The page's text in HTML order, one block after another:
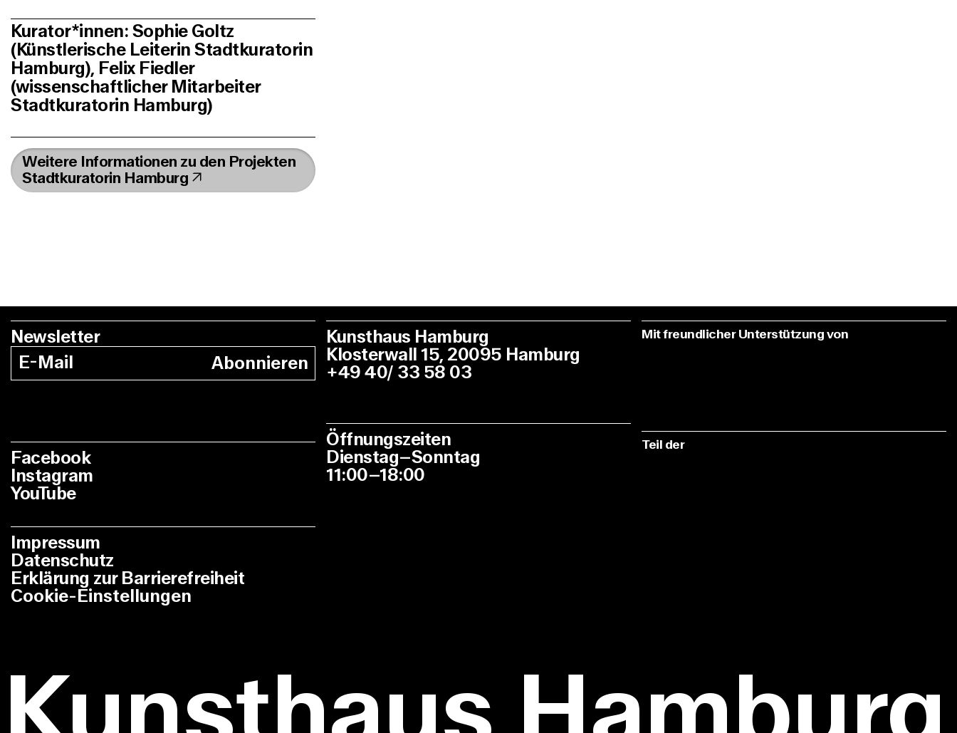
Kurator*innen: Sophie Goltz
(Künstlerische Leiterin Stadtkuratorin
Hamburg), Felix Fiedler
(wissenschaftlicher Mitarbeiter
Stadtkuratorin Hamburg)
Weitere Informationen zu den Projekten
Stadtkuratorin Hamburg
Newsletter
Abonnieren
Facebook
Instagram
YouTube
Impressum
Datenschutz
Erklärung zur Barrierefreiheit
Cookie-Einstellungen
Kunsthaus Hamburg
Klosterwall 15, 20095 Hamburg
+49 40/ 33 58 03
Öffnungszeiten
Dienstag–Sonntag
11:00–18:00
Mit freundlicher Unterstützung von
Teil der